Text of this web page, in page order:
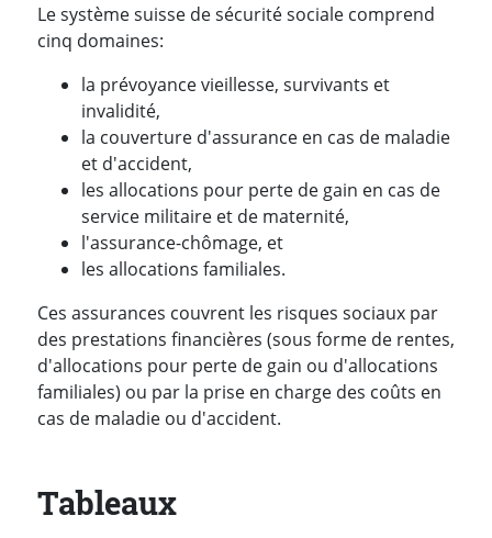
Le système suisse de sécurité sociale comprend
cinq domaines:
la prévoyance vieillesse, survivants et
invalidité,
la couverture d'assurance en cas de maladie
et d'accident,
les allocations pour perte de gain en cas de
service militaire et de maternité,
l'assurance-chômage, et
les allocations familiales.
Ces assurances couvrent les risques sociaux par
des prestations financières (sous forme de rentes,
d'allocations pour perte de gain ou d'allocations
familiales) ou par la prise en charge des coûts en
cas de maladie ou d'accident.
Tableaux